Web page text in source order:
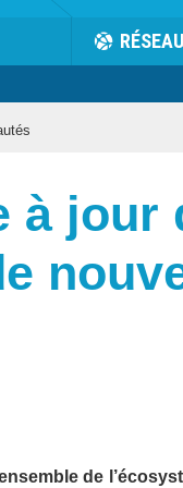
RÉSEAU
à jour
de